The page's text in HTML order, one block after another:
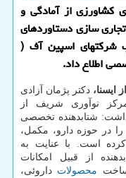
كشاورزی از آمادگی و
سازی دستاوردهای
شركتهای اسپین آف (
دکتر پژمان آزادی
نوآوری شریف از
داشت: شتابدهنده تخصصی
در حوزه دارو، مکمل،
است. با عنایت به
از قبیل امکانات
ساخت محصولات داروئی،